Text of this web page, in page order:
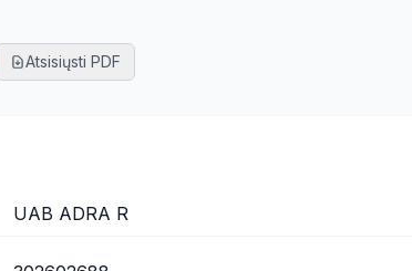
Atsisiųsti PDF
UAB ADRA R